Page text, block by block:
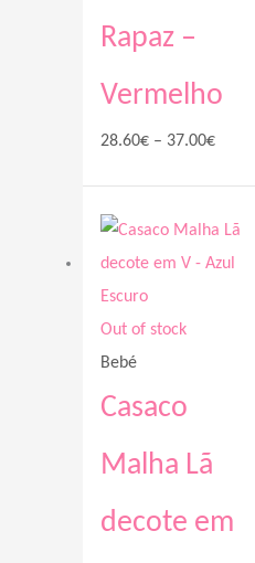
Rapaz –
Vermelho
28.60€ – 37.00€
Out of stock
Bebé
Casaco
Malha Lã
decote em
range:
32.10€